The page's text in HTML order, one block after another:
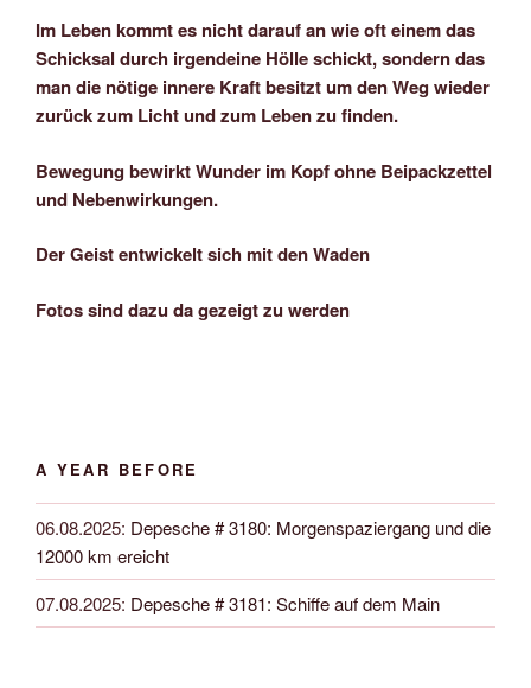
Im Leben kommt es nicht darauf an wie oft einem das
Schicksal durch irgendeine Hölle schickt, sondern das
man die nötige innere Kraft besitzt um den Weg wieder
zurück zum Licht und zum Leben zu finden.
Bewegung bewirkt Wunder im Kopf ohne Beipackzettel
und Nebenwirkungen.
Der Geist entwickelt sich mit den Waden
Fotos sind dazu da gezeigt zu werden
A YEAR BEFORE
06.08.2025: Depesche # 3180: Morgenspaziergang und die
12000 km ereicht
07.08.2025: Depesche # 3181: Schiffe auf dem Main